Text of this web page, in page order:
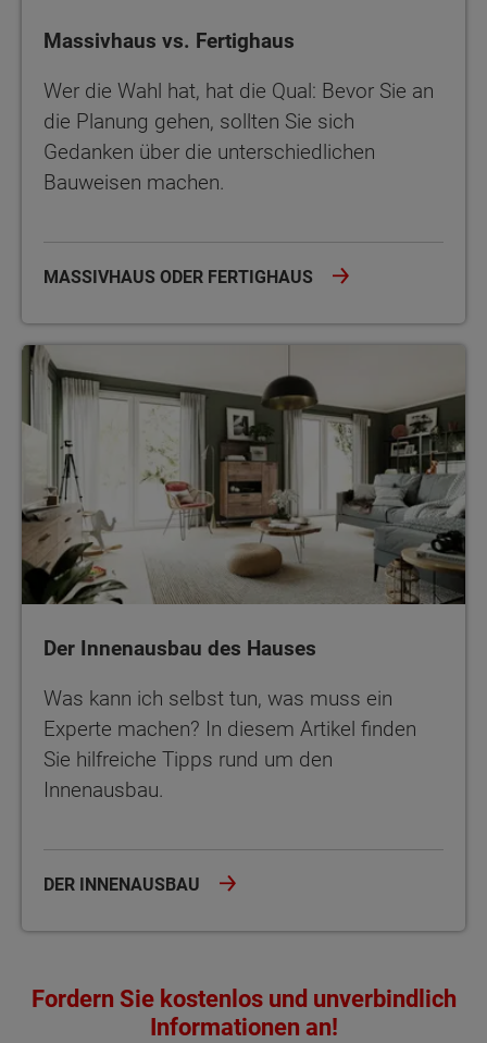
Massivhaus vs. Fertighaus
Wer die Wahl hat, hat die Qual: Bevor Sie an
die Planung gehen, sollten Sie sich
Gedanken über die unterschiedlichen
Bauweisen machen.
MASSIVHAUS ODER FERTIGHAUS
Der Innenausbau des Hauses
Der Innenausbau des Hauses
Was kann ich selbst tun, was muss ein
Experte machen? In diesem Artikel finden
Sie hilfreiche Tipps rund um den
Innenausbau.
DER INNENAUSBAU
Fordern Sie kostenlos und unverbindlich
Informationen an!